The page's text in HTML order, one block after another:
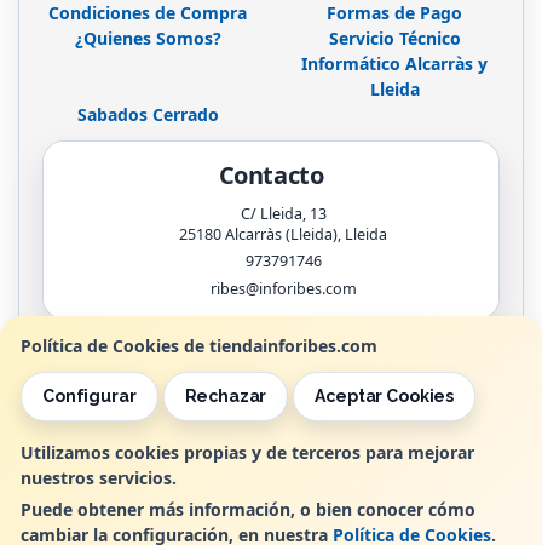
Política de Cookies de tiendainforibes.com
Configurar Rechazar Aceptar Cookies
Utilizamos cookies propias y de terceros para mejorar
nuestros servicios.
Puede obtener más información, o bien conocer cómo
cambiar la configuración, en nuestra Política de Cookies.
Condiciones de Compra
Formas de Pago
¿Quienes Somos?
Servicio Técnico
Informático Alcarràs y
Lleida
Sabados Cerrado
Contacto
C/ Lleida, 13
25180Alcarràs (Lleida), Lleida
973791746
ribes@inforibes.com
Horario
de 9:00am - 13:30am / 17:00pm - 20:00pm
, , , , España. - C.I.F.: B25362799 - Tfno: